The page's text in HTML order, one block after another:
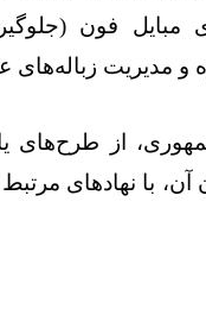
مبایل فون
زباله‌های
از طرح‌های
با نهادهای مرتبط